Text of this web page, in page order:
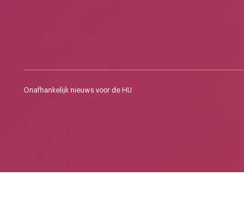
Onafhankelijk nieuws voor de HU